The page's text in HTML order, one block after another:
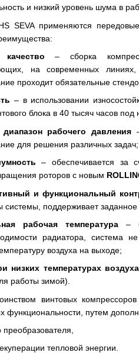
и низкий уровень шума в
SEVA применяются
– сборка
на современных
проходит обязательные
– в использовании
блока в 40 тысяч часов
рабочего давления
для решения различных задач;
– обеспечивается за
роторов с новым
и функциональный
системы, поддерживает
рабочая температура –
радиатора, система
воздуха на выходе;
низких температурах воздуха
работы зимой).
винтовых
функциональности, путем
преобразователя,
тепловой энергии.